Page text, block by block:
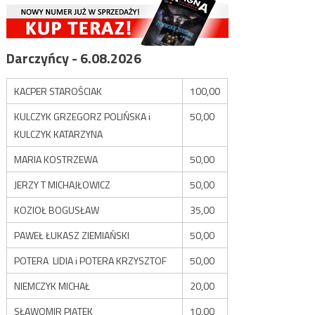
Darczyńcy - 6.08.2026
KACPER STAROŚCIAK
100,00
KULCZYK GRZEGORZ POLIŃSKA i
KULCZYK KATARZYNA
50,00
MARIA KOSTRZEWA
50,00
JERZY T MICHAJŁOWICZ
50,00
KOZIOŁ BOGUSŁAW
35,00
PAWEŁ ŁUKASZ ZIEMIAŃSKI
50,00
POTERA LIDIA i POTERA KRZYSZTOF
50,00
NIEMCZYK MICHAŁ
20,00
SŁAWOMIR PIĄTEK
10,00